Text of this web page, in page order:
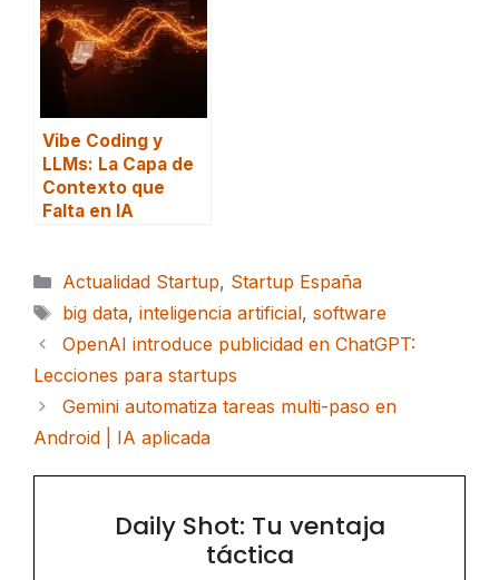
Vibe Coding y
LLMs: La Capa de
Contexto que
Falta en IA
Categorías
Actualidad Startup, Startup España
Etiquetas
big data, inteligencia artificial, software
OpenAI introduce publicidad en ChatGPT:
Lecciones para startups
Gemini automatiza tareas multi-paso en
Android | IA aplicada
Daily Shot: Tu ventaja
táctica